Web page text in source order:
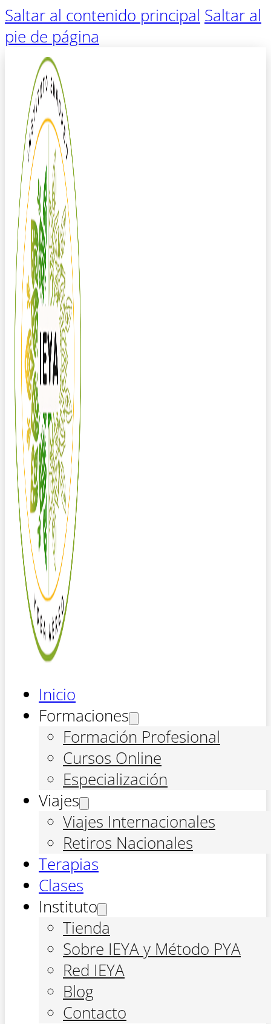
Saltar al contenido principal Saltar al
pie de página
Inicio
Formaciones
Formación Profesional
Cursos Online
Especialización
Viajes
Viajes Internacionales
Retiros Nacionales
Terapias
Clases
Instituto
Tienda
Sobre IEYA y Método PYA
Red IEYA
Blog
Contacto